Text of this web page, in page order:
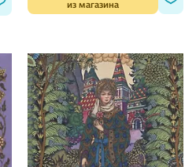
из магазина